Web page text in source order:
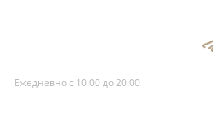
Ежедневно с 10:00 до 20:00